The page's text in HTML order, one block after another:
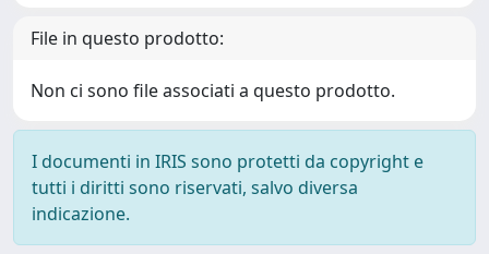
File in questo prodotto:
Non ci sono file associati a questo prodotto.
I documenti in IRIS sono protetti da copyright e
tutti i diritti sono riservati, salvo diversa
indicazione.